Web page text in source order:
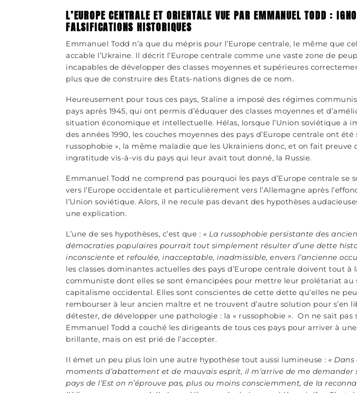
L’EUROPE CENTRALE ET ORIENTALE VUE PAR EMMANUEL TODD :
FALSIFICATIONS HISTORIQUES
Emmanuel Todd n’a que du mépris pour l’Europe centrale, le même que
accable l’Ukraine. Il décrit l’Europe centrale comme une vaste zone de
incapables de développer des classes moyennes et supérieures
plus que de construire des États-nations dignes de ce nom.
Heureusement pour tous ces pays, Staline a imposé des régimes
pays après 1945, qui ont permis d’éduquer des classes moyennes et
situation économique et intellectuelle. Hélas, lorsque l’Union soviétique a
des années 1990, les couches moyennes des pays d’Europe centrale ont été
russophobie », la même maladie que les Ukrainiens donc, et on fait preuve
ingratitude vis-à-vis du pays qui leur avait tout donné, la Russie.
Emmanuel Todd ne comprend pas pourquoi les pays d’Europe centrale se
vers l’Europe occidentale et particulièrement vers l’Allemagne après
l’Union soviétique. Alors, il ne recule pas devant des hypothèses
une explication.
L’une de ses hypothèses, c’est que : « La russophobie persistante des
démocraties populaires pourrait tout simplement résulter d’une dette
inconsciente et refoulée, inacceptable, inadmissible, envers l’ancienne
les classes dominantes actuelles des pays d’Europe centrale doivent tout à
communiste dont elles se sont émancipées pour mettre leur prolétariat au
capitalisme occidental. Elles sont conscientes de cette dette qu’elles ne
rembourser à leur ancien maître et ne trouvent d’autre solution pour s’en
détester, de développer une pathologie : la « russophobie ». On ne sait pas
Emmanuel Todd a couché les dirigeants de tous ces pays pour arriver à
brillante, mais on est prié de l’accepter.
Il émet un peu plus loin une autre hypothèse tout aussi lumineuse : « Dans
moments d’abattement et de mauvais esprit, il m’arrive de me demander
pays de l’Est on n’éprouve pas, plus ou moins consciemment, de la